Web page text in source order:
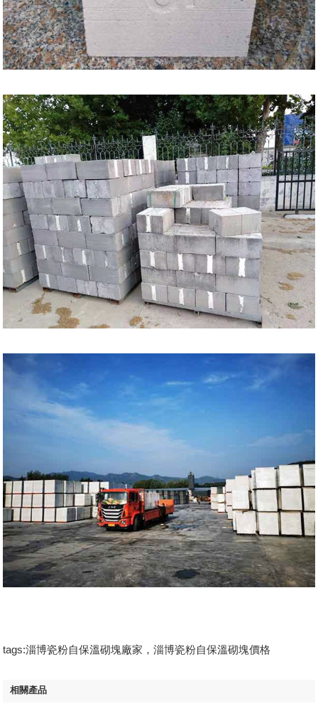
tags:淄博瓷粉自保溫砌塊廠家，淄博瓷粉自保溫砌塊價格
相關產品